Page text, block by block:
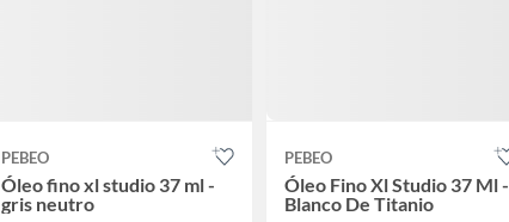
PEBEO
Óleo fino xl studio 37 ml -
gris neutro
PEBEO
Óleo Fino Xl Studio 37 Ml -
Blanco De Titanio